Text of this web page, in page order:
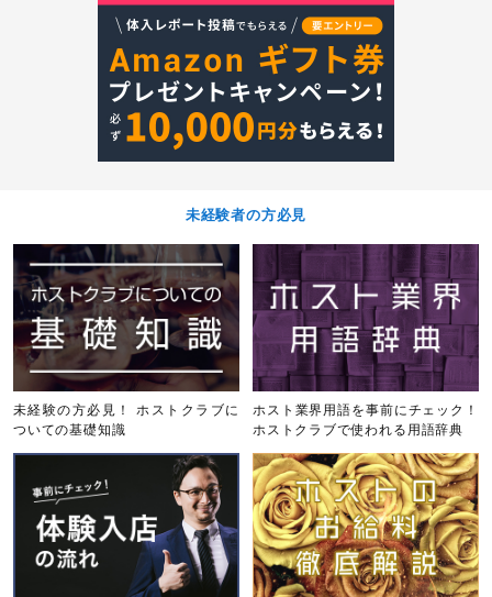
未経験者の方必見
未経験の方必見！ ホストクラブに
ついての基礎知識
ホスト業界用語を事前にチェック！
ホストクラブで使われる用語辞典